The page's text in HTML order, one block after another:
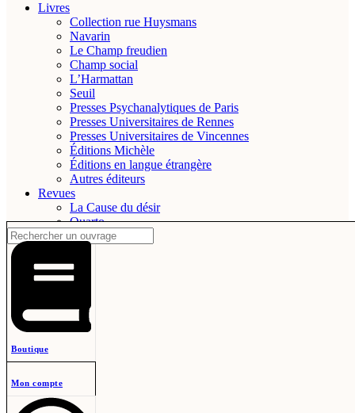
Boutique
Mon compte
Livres
Collection rue Huysmans
Navarin
Le Champ freudien
Champ social
L’Harmattan
Seuil
Presses Psychanalytiques de Paris
Presses Universitaires de Rennes
Presses Universitaires de Vincennes
Éditions Michèle
Éditions en langue étrangère
Autres éditeurs
Revues
La Cause du désir
Quarto
Mental
Autres revues
Revues en langue étrangère
La Cause du désir
Quarto
Mental
Supports numériques
Revues numériques
CD / DVD